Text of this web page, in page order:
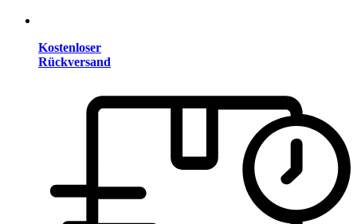
Kostenloser
Rückversand